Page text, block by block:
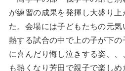
が練習の成果を発揮し大盛り
た。会場には子どもたちの元
熱する試合の中で上の子が下
に喜んだり悔し泣きする姿、
も熱くなり芳田で親子で楽しめ